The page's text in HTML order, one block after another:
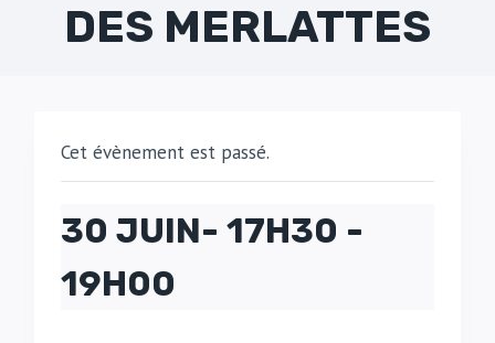
DES MERLATTES
Cet évènement est passé.
30 JUIN- 17H30 -
19H00